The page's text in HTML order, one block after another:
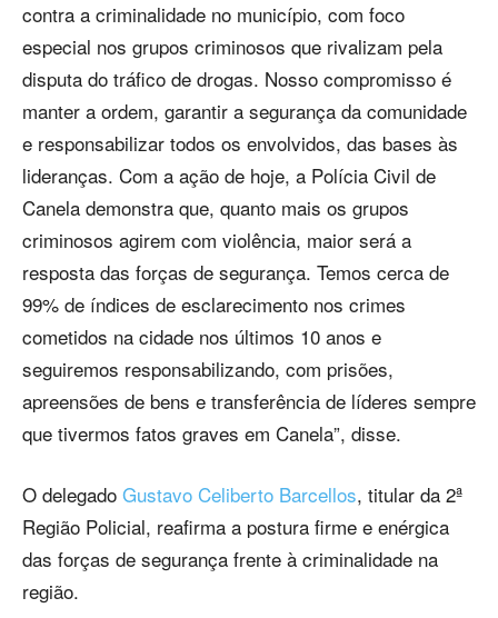
contra a criminalidade no município, com foco
especial nos grupos criminosos que rivalizam pela
disputa do tráfico de drogas. Nosso compromisso é
manter a ordem, garantir a segurança da comunidade
e responsabilizar todos os envolvidos, das bases às
lideranças. Com a ação de hoje, a Polícia Civil de
Canela demonstra que, quanto mais os grupos
criminosos agirem com violência, maior será a
resposta das forças de segurança. Temos cerca de
99% de índices de esclarecimento nos crimes
cometidos na cidade nos últimos 10 anos e
seguiremos responsabilizando, com prisões,
apreensões de bens e transferência de líderes sempre
que tivermos fatos graves em Canela”, disse.
O delegado Gustavo Celiberto Barcellos, titular da 2ª
Região Policial, reafirma a postura firme e enérgica
das forças de segurança frente à criminalidade na
região.